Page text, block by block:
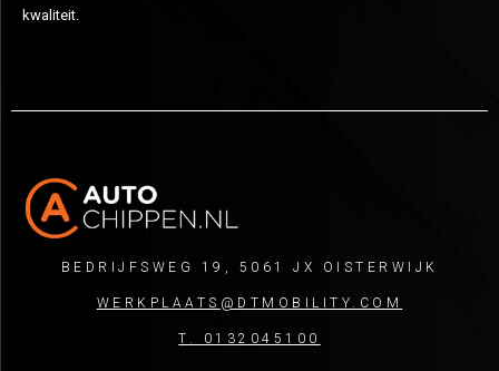
kwaliteit.
BEDRIJFSWEG 19, 5061 JX OISTERWIJK
WERKPLAATS@DTMOBILITY.COM
T. 0132045100